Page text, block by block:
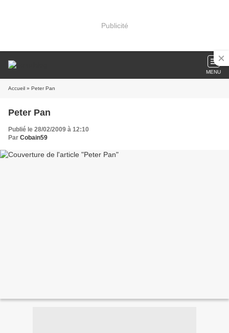
Publicité
MENU
Accueil » Peter Pan
Peter Pan
Publié le 28/02/2009 à 12:10
Par Cobain59